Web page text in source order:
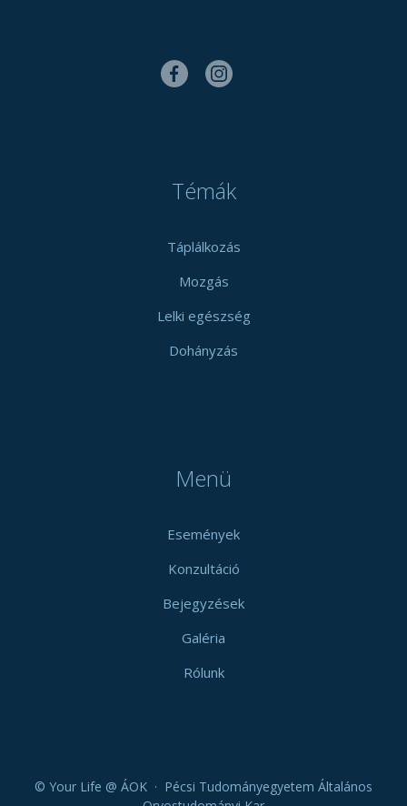
Témák
Táplálkozás
Mozgás
Lelki egészség
Dohányzás
Menü
Események
Konzultáció
Bejegyzések
Galéria
Rólunk
© Your Life @ ÁOK · Pécsi Tudományegyetem Általános